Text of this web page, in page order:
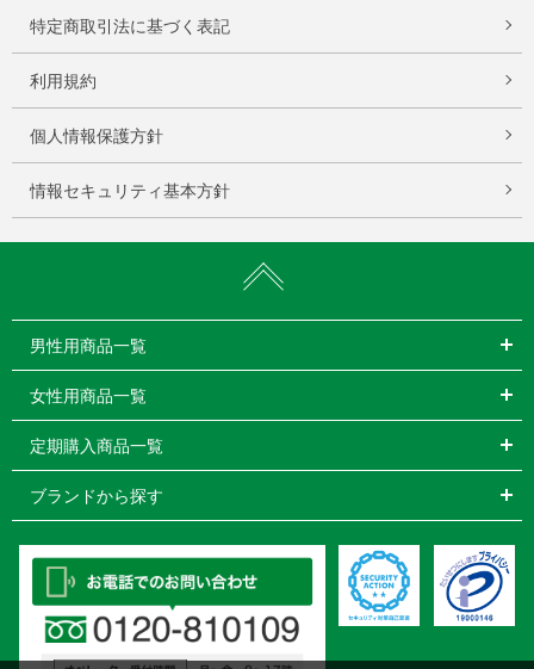
特定商取引法に基づく表記
利用規約
個人情報保護方針
情報セキュリティ基本方針
男性用商品一覧
女性用商品一覧
定期購入商品一覧
ブランドから探す